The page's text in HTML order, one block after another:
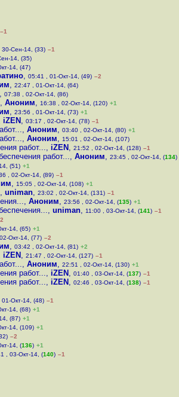
–1
30-Сен-14, (33) –1
14, (35)
14, (47)
, 05:41 , 01-Окт-14, (49) –2
, 22:47 , 01-Окт-14, (64)
, 07:38 , 02-Окт-14, (86)
, Аноним, 16:38 , 02-Окт-14, (120) +1
, 23:56 , 01-Окт-14, (73) +1
iZEN , 03:17 , 02-Окт-14, (78) –1
, Аноним, 03:40 , 02-Окт-14, (80) +1
, Аноним, 15:01 , 02-Окт-14, (107)
работ..., iZEN , 21:52 , 02-Окт-14, (128) –1
работ..., Аноним, 23:45 , 02-Окт-14, (134)
(51) +1
, 02-Окт-14, (89) –1
, 15:05 , 02-Окт-14, (108) +1
, uniman, 23:02 , 02-Окт-14, (131) –1
, Аноним, 23:56 , 02-Окт-14, (135) +1
, uniman, 11:00 , 03-Окт-14, (141) –1
14, (65) +1
Окт-14, (77) –2
, 03:42 , 02-Окт-14, (81) +2
iZEN , 21:47 , 02-Окт-14, (127) –1
, Аноним, 22:51 , 02-Окт-14, (130) +1
работ..., iZEN , 01:40 , 03-Окт-14, (137) –1
работ..., iZEN , 02:46 , 03-Окт-14, (138) –1
Окт-14, (48) –1
14, (68) +1
(87) +1
14, (109) +1
–2
14, (136) +1
, 03-Окт-14, (140) –1